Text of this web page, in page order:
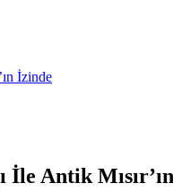
İzinde
İle Antik